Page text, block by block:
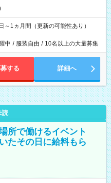
～1ヵ月間（更新の可能性あり）
中 / 服装自由 / 10名以上の大量募集
する 詳細へ
読
所で働けるイベント
たその日に給料もら